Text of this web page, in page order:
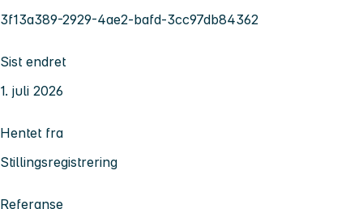
3f13a389-2929-4ae2-bafd-3cc97db84362
Sist endret
1. juli 2026
Hentet fra
Stillingsregistrering
Referanse